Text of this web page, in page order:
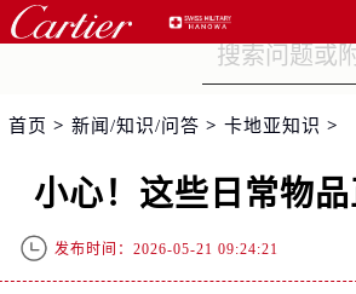
首页 > 新闻/知识/问答 > 卡地亚知识 >
小心！这些日常物
发布时间：2026-05-21 09:24:21